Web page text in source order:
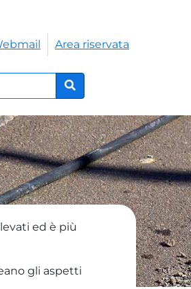
Area riservata
Cerca
ed è più
gli aspetti